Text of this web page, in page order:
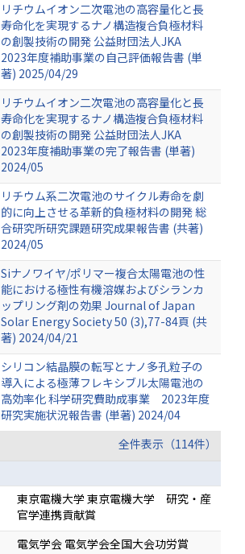
リチウムイオン二次電池の高容量化と長
寿命化を実現するナノ構造複合負極材料
の創製技術の開発 公益財団法人JKA
2023年度補助事業の自己評価報告書 (単
著) 2025/04/29
リチウムイオン二次電池の高容量化と長
寿命化を実現するナノ構造複合負極材料
の創製技術の開発 公益財団法人JKA
2023年度補助事業の完了報告書 (単著)
2024/05
リチウム系二次電池のサイクル寿命を劇
的に向上させる革新的負極材料の開発 総
合研究所研究課題研究成果報告書 (共著)
2024/05
Siナノワイヤ/ポリマー複合太陽電池の性
能における極性有機溶媒およびシランカ
ップリング剤の効果 Journal of Japan
Solar Energy Society 50 (3),77-84頁 (共
著) 2024/04/21
シリコン結晶膜の転写とナノ多孔粒子の
導入による極薄フレキシブル太陽電池の
高効率化 科学研究費助成事業 2023年度
研究実施状況報告書 (単著) 2024/04
全件表示（114件）
東京電機大学 東京電機大学 研究・産
官学連携貢献賞
電気学会 電気学会全国大会功労賞